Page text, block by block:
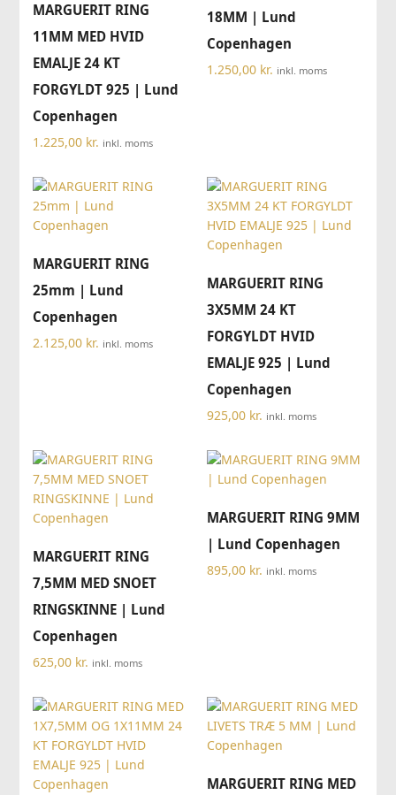
MARGUERIT RING
11MM MED HVID
EMALJE 24 KT
FORGYLDT 925 | Lund
Copenhagen
1.225,00 kr. inkl. moms
18MM | Lund
Copenhagen
1.250,00 kr. inkl. moms
MARGUERIT RING
25mm | Lund
Copenhagen
2.125,00 kr. inkl. moms
MARGUERIT RING
3X5MM 24 KT
FORGYLDT HVID
EMALJE 925 | Lund
Copenhagen
925,00 kr. inkl. moms
MARGUERIT RING
7,5MM MED SNOET
RINGSKINNE | Lund
Copenhagen
625,00 kr. inkl. moms
MARGUERIT RING 9MM
| Lund Copenhagen
895,00 kr. inkl. moms
MARGUERIT RING MED